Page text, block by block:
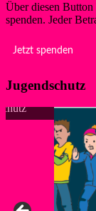
Über diesen
spenden. Jeder
Jetzt spenden
Jugendschutz